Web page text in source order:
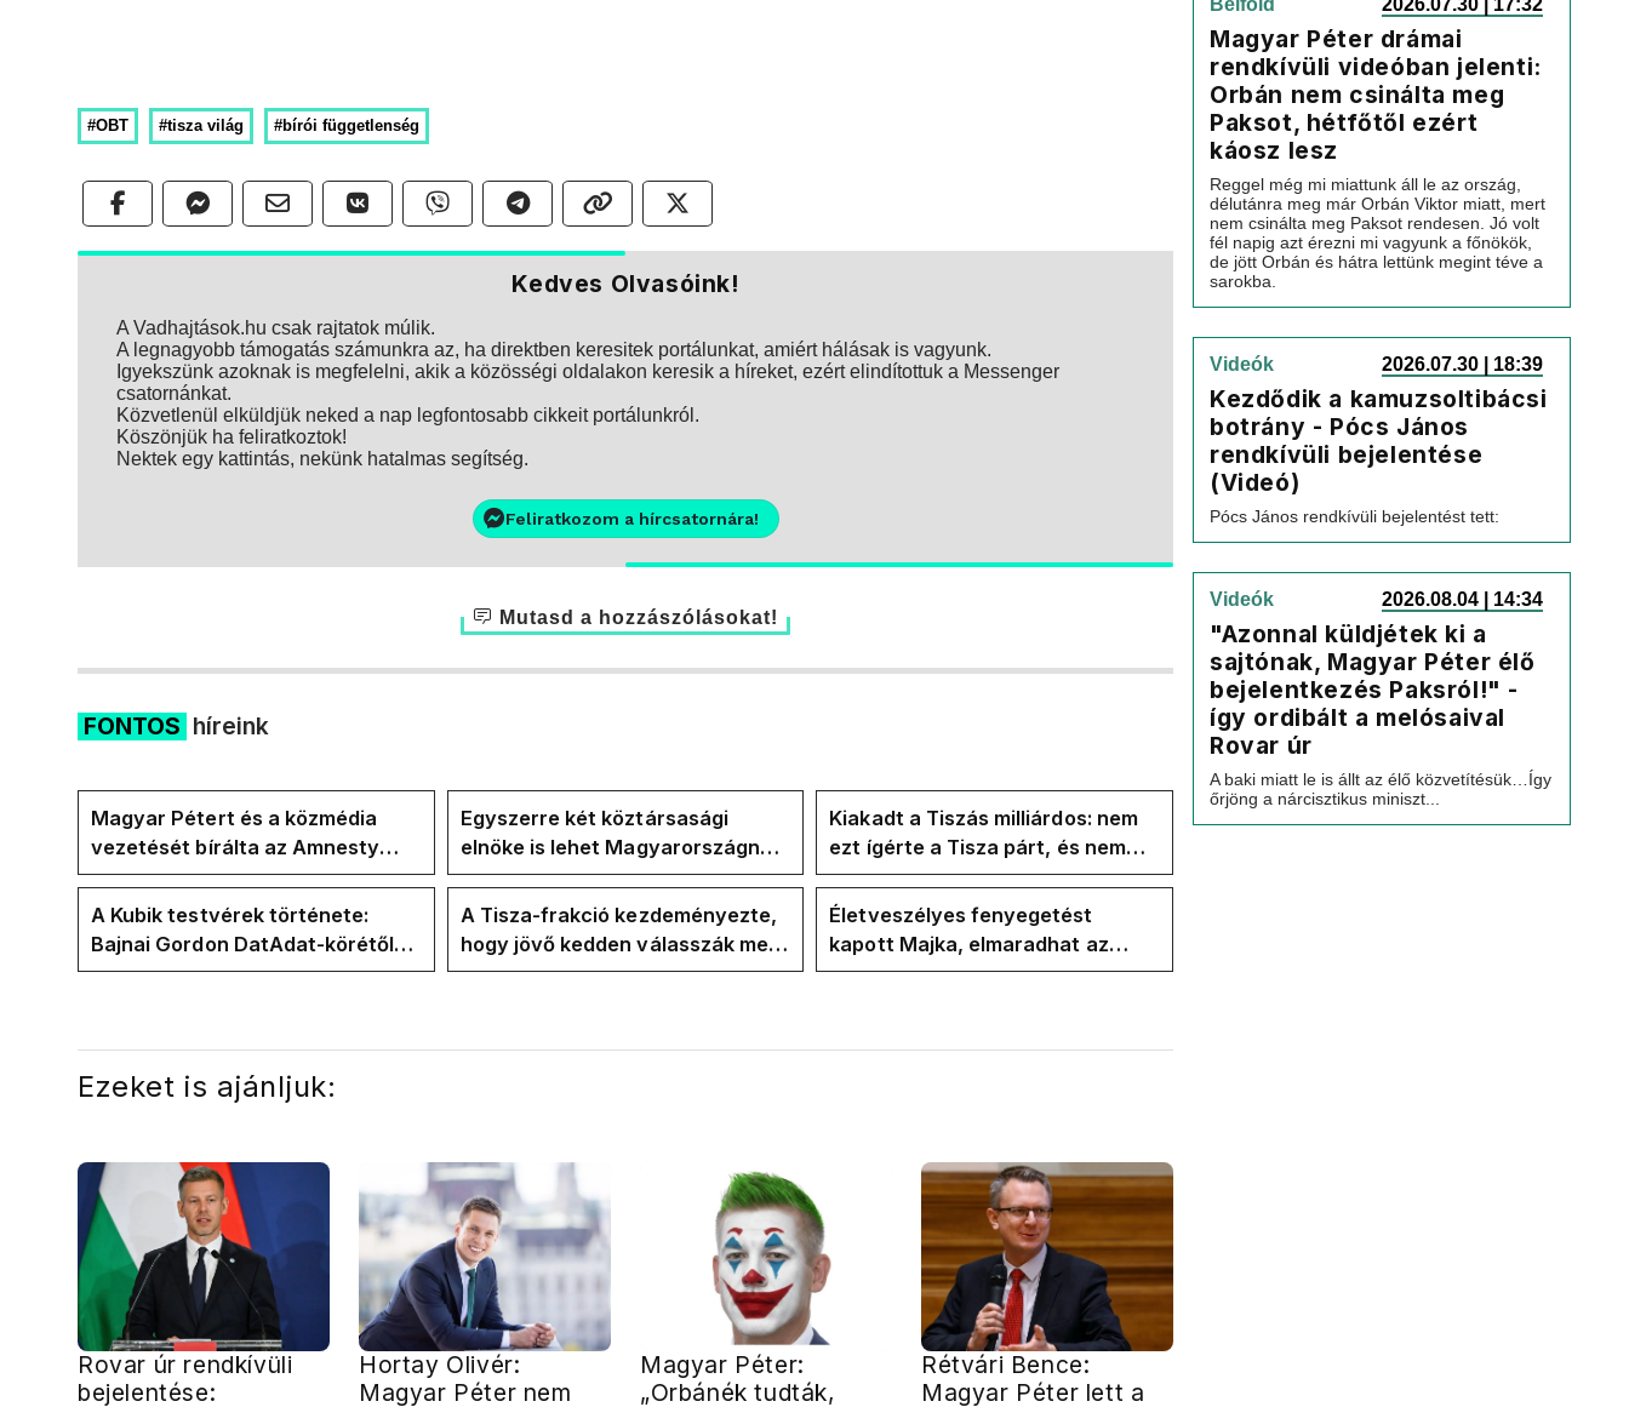
#OBT #tisza világ #bírói függetlenség
Kedves Olvasóink!
A Vadhajtások.hu csak rajtatok múlik.
A legnagyobb támogatás számunkra az, ha direktben keresitek portálunkat, amiért hálásak is vagyunk.
Igyekszünk azoknak is megfelelni, akik a közösségi oldalakon keresik a híreket, ezért elindítottuk a Messenger
csatornánkat.
Közvetlenül elküldjük neked a nap legfontosabb cikkeit portálunkról.
Köszönjük ha feliratkoztok!
Nektek egy kattintás, nekünk hatalmas segítség.
Feliratkozom a hírcsatornára!
Mutasd a hozzászólásokat!
FONTOS híreink
Magyar Pétert és a közmédia
vezetését bírálta az Amnesty
International a Klubrádióban
Egyszerre két köztársasági
elnöke is lehet Magyarországnak
jövő hétre
Kiakadt a Tiszás milliárdos: nem
ezt ígérte a Tisza párt, és nem
ezt ígérte Magyar Péter a
kampányban
A Kubik testvérek története:
Bajnai Gordon DatAdat-körétől
az ECDA-n át Magyar Péter
A Tisza-frakció kezdeményezte,
hogy jövő kedden válasszák meg
az új köztársasági elnököt
Életveszélyes fenyegetést
kapott Majka, elmaradhat az
erdélyi koncertje
Ezeket is ajánljuk:
Rovar úr rendkívüli
bejelentése:
Hortay Olivér:
Magyar Péter nem
Magyar Péter:
„Orbánék tudták,
Rétvári Bence:
Magyar Péter lett a
Belföld 2026.07.30 | 17:32
Magyar Péter drámai
rendkívüli videóban jelenti:
Orbán nem csinálta meg
Paksot, hétfőtől ezért
káosz lesz
Reggel még mi miattunk áll le az ország,
délutánra meg már Orbán Viktor miatt, mert
nem csinálta meg Paksot rendesen. Jó volt
fél napig azt érezni mi vagyunk a főnökök,
de jött Orbán és hátra lettünk megint téve a
sarokba.
Videók 2026.07.30 | 18:39
Kezdődik a kamuzsoltibácsi
botrány - Pócs János
rendkívüli bejelentése
(Videó)
Pócs János rendkívüli bejelentést tett:
Videók 2026.08.04 | 14:34
"Azonnal küldjétek ki a
sajtónak, Magyar Péter élő
bejelentkezés Paksról!" -
így ordibált a melósaival
Rovar úr
A baki miatt le is állt az élő közvetítésük…Így
őrjöng a nárcisztikus miniszt...